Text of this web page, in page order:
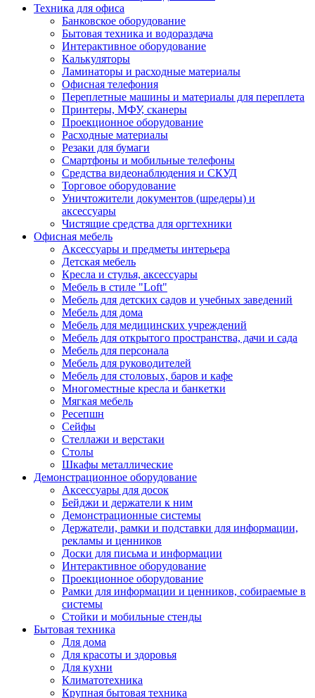
Техника для офиса
Банковское оборудование
Бытовая техника и водораздача
Интерактивное оборудование
Калькуляторы
Ламинаторы и расходные материалы
Офисная телефония
Переплетные машины и материалы для переплета
Принтеры, МФУ, сканеры
Проекционное оборудование
Расходные материалы
Резаки для бумаги
Смартфоны и мобильные телефоны
Средства видеонаблюдения и СКУД
Торговое оборудование
Уничтожители документов (шредеры) и
аксессуары
Чистящие средства для оргтехники
Офисная мебель
Аксессуары и предметы интерьера
Детская мебель
Кресла и стулья, аксессуары
Мебель в стиле "Loft"
Мебель для детских садов и учебных заведений
Мебель для дома
Мебель для медицинских учреждений
Мебель для открытого пространства, дачи и сада
Мебель для персонала
Мебель для руководителей
Мебель для столовых, баров и кафе
Многоместные кресла и банкетки
Мягкая мебель
Ресепшн
Сейфы
Стеллажи и верстаки
Столы
Шкафы металлические
Демонстрационное оборудование
Аксессуары для досок
Бейджи и держатели к ним
Демонстрационные системы
Держатели, рамки и подставки для информации,
рекламы и ценников
Доски для письма и информации
Интерактивное оборудование
Проекционное оборудование
Рамки для информации и ценников, собираемые в
системы
Стойки и мобильные стенды
Бытовая техника
Для дома
Для красоты и здоровья
Для кухни
Климатотехника
Крупная бытовая техника